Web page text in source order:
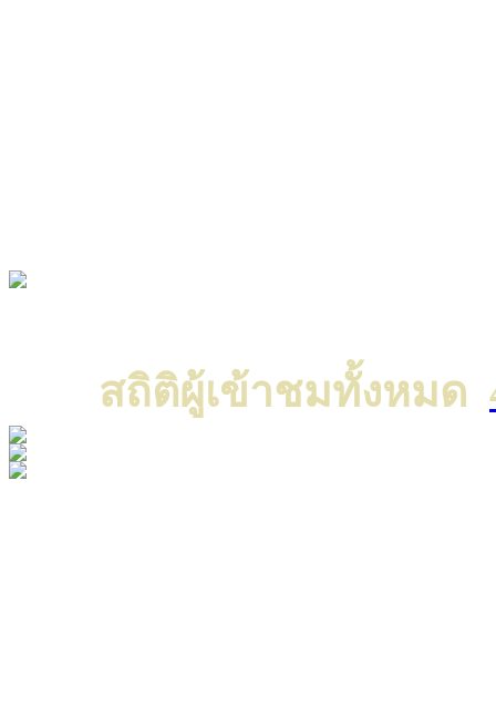
สถิติผู้เข้าชมทั้งหมด